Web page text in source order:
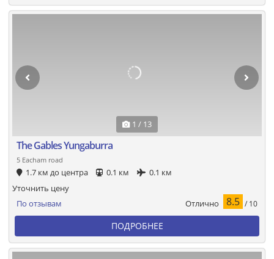
1 / 13
The Gables Yungaburra
5 Eacham road
1.7 км до центра 0.1 км 0.1 км
По отзывам Отлично 8.5 / 10
Уточнить цену
ПОДРОБНЕЕ